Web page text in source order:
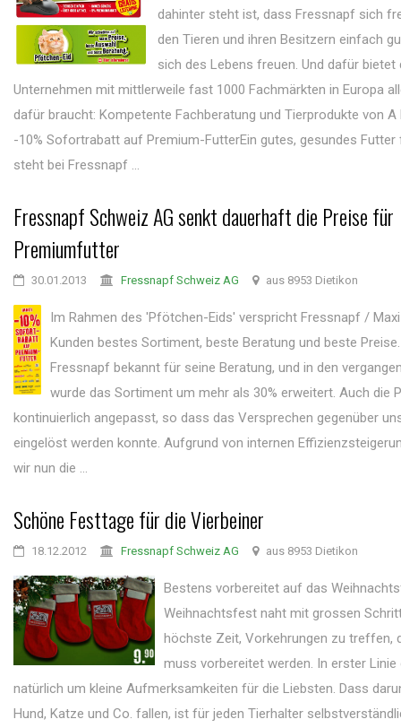
dahinter steht ist, dass Fressnapf sich
den Tieren und ihren Besitzern einfach
sich des Lebens freuen. Und dafür bietet
Unternehmen mit mittlerweile fast 1000 Fachmärkten in Europa
dafür braucht: Kompetente Fachberatung und Tierprodukte von
-10% Sofortrabatt auf Premium-FutterEin gutes, gesundes Futter
steht bei Fressnapf ...
Fressnapf Schweiz AG senkt dauerhaft die Preise für
Premiumfutter
30.01.2013 Fressnapf Schweiz AG aus 8953 Dietikon
Im Rahmen des 'Pfötchen-Eids' verspricht Fressnapf /
Kunden bestes Sortiment, beste Beratung und beste
Fressnapf bekannt für seine Beratung, und in den
wurde das Sortiment um mehr als 30% erweitert. Auch die
kontinuierlich angepasst, so dass das Versprechen gegenüber
eingelöst werden konnte. Aufgrund von internen
wir nun die ...
Schöne Festtage für die Vierbeiner
18.12.2012 Fressnapf Schweiz AG aus 8953 Dietikon
Bestens vorbereitet auf das
Weihnachtsfest naht mit grossen
höchste Zeit, Vorkehrungen zu treffen,
muss vorbereitet werden. In erster Linie
natürlich um kleine Aufmerksamkeiten für die Liebsten. Dass
Hund, Katze und Co. fallen, ist für jeden Tierhalter